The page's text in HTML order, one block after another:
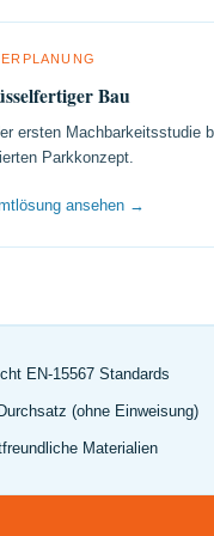
Bau
ersten Machbarkeitsstudie
Parkkonzept.
ansehen →
EN-15567 Standards
(ohne Einweisung)
Materialien